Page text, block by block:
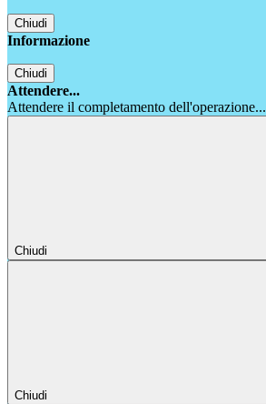
Chiudi
Informazione
Chiudi
Attendere...
Attendere il completamento dell'operazione...
Chiudi
Chiudi